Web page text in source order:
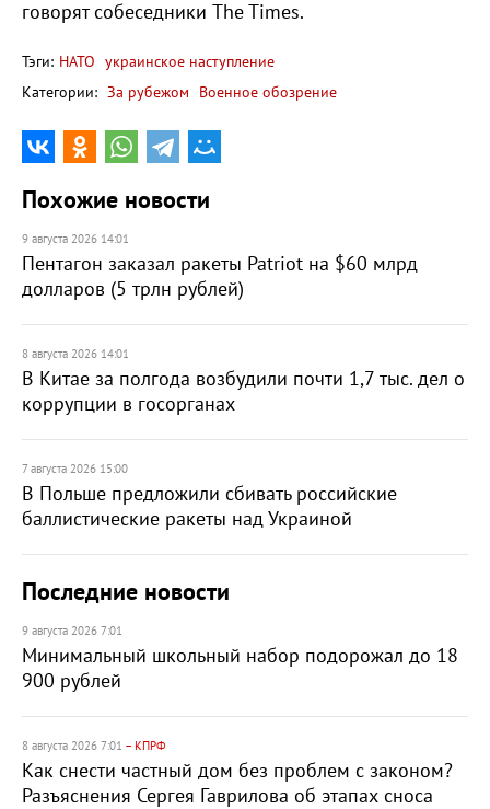
говорят собеседники The Times.
Тэги: НАТО украинское наступление
Категории: За рубежом Военное обозрение
Похожие новости
9 августа 2026 14:01
Пентагон заказал ракеты Patriot на $60 млрд
долларов (5 трлн рублей)
8 августа 2026 14:01
В Китае за полгода возбудили почти 1,7 тыс. дел о
коррупции в госорганах
7 августа 2026 15:00
В Польше предложили сбивать российские
баллистические ракеты над Украиной
Последние новости
9 августа 2026 7:01
Минимальный школьный набор подорожал до 18
900 рублей
8 августа 2026 7:01 – КПРФ
Как снести частный дом без проблем с законом?
Разъяснения Сергея Гаврилова об этапах сноса